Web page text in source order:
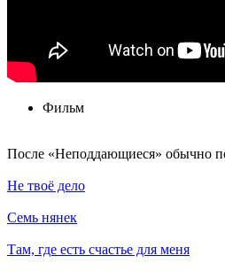
Фильм
По­сле «Неподдающиеся» обыч­но
Не твоё дело
Семь нянек
Там, где есть счастье для меня